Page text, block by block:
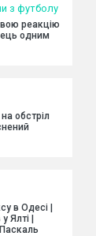
з футболу
реакцію
одним
обстріл
в Одесі |
Ялті |